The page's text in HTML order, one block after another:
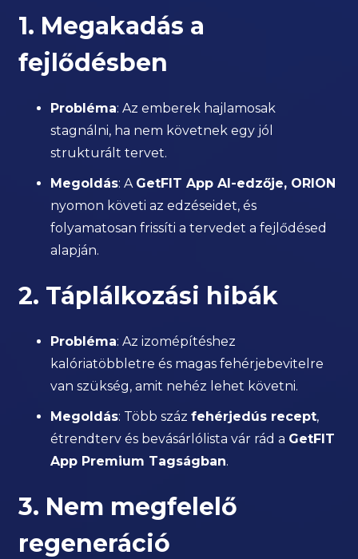
1. Megakadás a
fejlődésben
Probléma: Az emberek hajlamosak
stagnálni, ha nem követnek egy jól
strukturált tervet.
Megoldás: A GetFIT App AI-edzője, ORION
nyomon követi az edzéseidet, és
folyamatosan frissíti a tervedet a fejlődésed
alapján.
2. Táplálkozási hibák
Probléma: Az izomépítéshez
kalóriatöbbletre és magas fehérjebevitelre
van szükség, amit nehéz lehet követni.
Megoldás: Több százfehérjedús recept,
étrendterv és bevásárlólista vár rád a GetFIT
App Premium Tagságban.
3. Nem megfelelő
regeneráció